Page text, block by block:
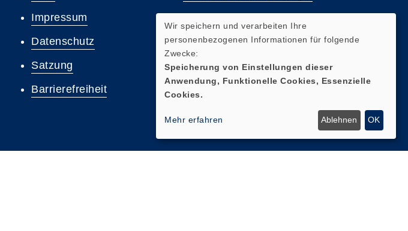
Impressum
Datenschutz
Satzung
Barrierefreiheit
Wir speichern und verarbeiten Ihre
personenbezogenen Informationen für folgende
Zwecke:
Speicherung von Einstellungen dieser
Anwendung, Funktionelle Cookies, Essenzielle
Cookies.
Mehr erfahren Ablehnen OK